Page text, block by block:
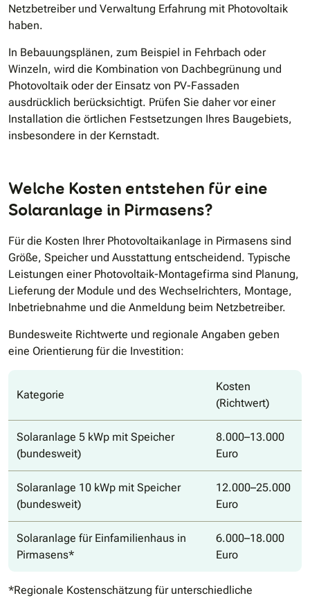
Netzbetreiber und Verwaltung Erfahrung mit Photovoltaik
haben.
In Bebauungsplänen, zum Beispiel in Fehrbach oder
Winzeln, wird die Kombination von Dachbegrünung und
Photovoltaik oder der Einsatz von PV-Fassaden
ausdrücklich berücksichtigt. Prüfen Sie daher vor einer
Installation die örtlichen Festsetzungen Ihres Baugebiets,
insbesondere in der Kernstadt.
Welche Kosten entstehen für eine
Solaranlage in Pirmasens?
Für die Kosten Ihrer Photovoltaikanlage in Pirmasens sind
Größe, Speicher und Ausstattung entscheidend. Typische
Leistungen einer Photovoltaik-Montagefirma sind Planung,
Lieferung der Module und des Wechselrichters, Montage,
Inbetriebnahme und die Anmeldung beim Netzbetreiber.
Bundesweite Richtwerte und regionale Angaben geben
eine Orientierung für die Investition:
Kategorie
Kosten
(Richtwert)
Solaranlage 5 kWp mit Speicher
(bundesweit)
8.000–13.000
Euro
Solaranlage 10 kWp mit Speicher
(bundesweit)
12.000–25.000
Euro
Solaranlage für Einfamilienhaus in
Pirmasens*
6.000–18.000
Euro
*Regionale Kostenschätzung für unterschiedliche